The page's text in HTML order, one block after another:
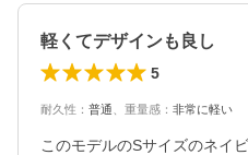
軽くてデザインも良し
5
耐久性 ： 普通 重量感 ： 非常に軽い
このモデルのSサイズのネイ